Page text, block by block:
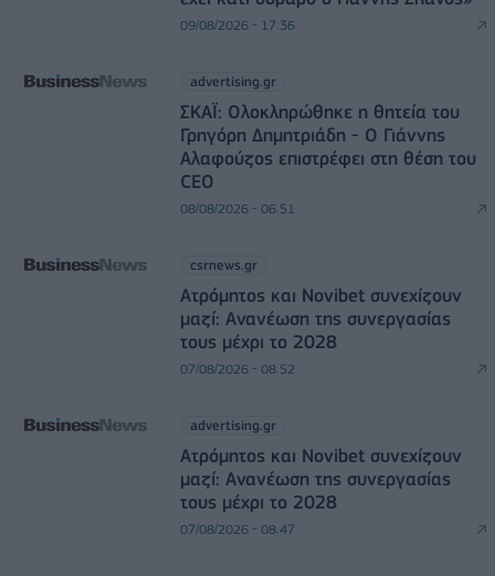
09/08/2026 - 17:36
advertising.gr
ΣΚΑΪ: Ολοκληρώθηκε η θητεία του
Γρηγόρη Δημητριάδη - Ο Γιάννης
Αλαφούζος επιστρέφει στη θέση του
CEO
08/08/2026 - 06:51
csrnews.gr
Ατρόμητος και Novibet συνεχίζουν
μαζί: Ανανέωση της συνεργασίας
τους μέχρι το 2028
07/08/2026 - 08:52
advertising.gr
Ατρόμητος και Novibet συνεχίζουν
μαζί: Ανανέωση της συνεργασίας
τους μέχρι το 2028
07/08/2026 - 08:47